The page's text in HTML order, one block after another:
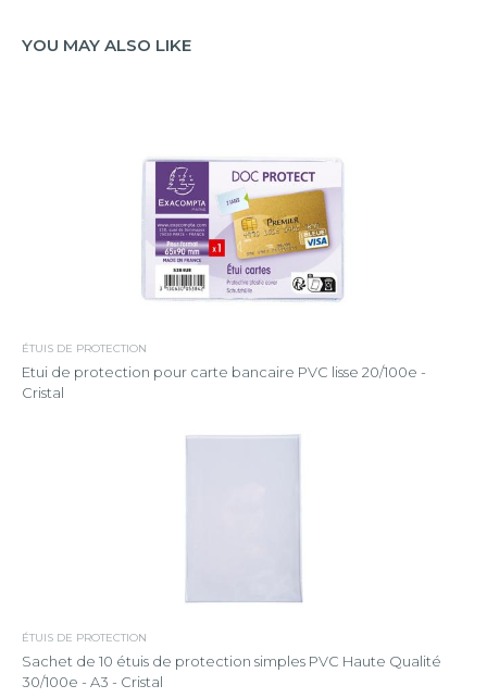
YOU MAY ALSO LIKE
ÉTUIS DE PROTECTION
Etui de protection pour carte bancaire PVC lisse 20/100e -
Cristal
ÉTUIS DE PROTECTION
Sachet de 10 étuis de protection simples PVC Haute Qualité
30/100e - A3 - Cristal